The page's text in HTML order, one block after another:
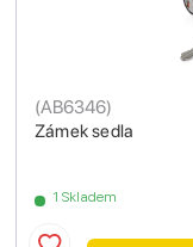
Zámek sedla
(AB6346)
1 Skladem